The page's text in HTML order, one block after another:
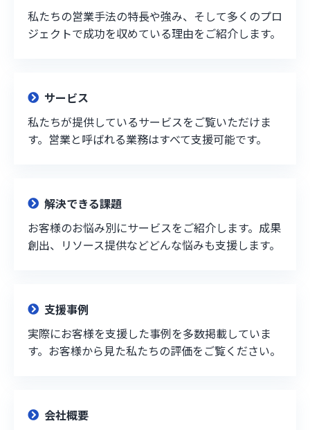
私たちの営業手法の特長や強み、そして多くのプロ
ジェクトで成功を収めている理由をご紹介します。
サービス
私たちが提供しているサービスをご覧いただけま
す。営業と呼ばれる業務はすべて支援可能です。
解決できる課題
お客様のお悩み別にサービスをご紹介します。成果
創出、リソース提供などどんな悩みも支援します。
支援事例
実際にお客様を支援した事例を多数掲載していま
す。お客様から見た私たちの評価をご覧ください。
会社概要